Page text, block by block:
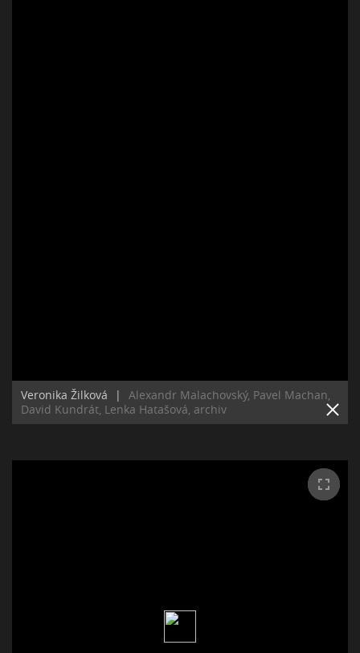
Veronika Žilková |
Alexandr Malachovský, Pavel Machan,
David Kundrát, Lenka Hatašová, archiv